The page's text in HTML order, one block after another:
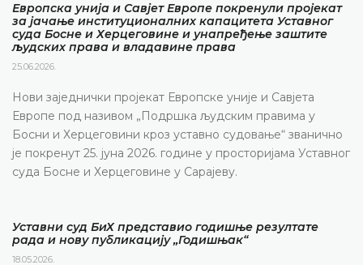
Европска унија и Савјет Европе покренули пројекат
за јачање институционалних капацитета Уставног
суда Босне и Херцеговине и унапређење заштите
људских права и владавине права
25.06.2026.
Нови заједнички пројекат Европске уније и Савјета
Европе под називом „Подршка људским правима у
Босни и Херцеговини кроз уставно судовање“ званично
је покренут 25. јуна 2026. године у просторијама Уставног
суда Босне и Херцеговине у Сарајеву.
Уставни суд БиХ представио годишње резултате
рада и нову публикацију „Годишњак“
18.05.2026.